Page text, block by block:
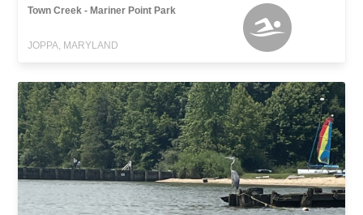
Town Creek - Mariner Point Park
JOPPA, MARYLAND